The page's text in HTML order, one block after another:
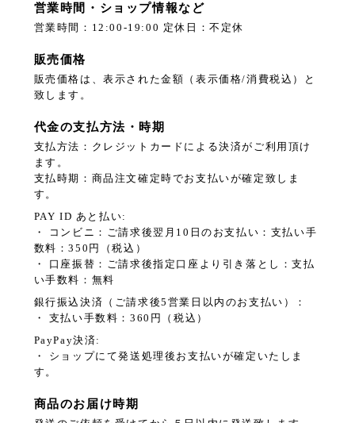
営業時間・ショップ情報など
営業時間：12:00-19:00 定休日：不定休
販売価格
販売価格は、表示された金額（表示価格/消費税込）と
致します。
代金の支払方法・時期
支払方法：クレジットカードによる決済がご利用頂け
ます。
支払時期：商品注文確定時でお支払いが確定致しま
す。
PAY ID あと払い:
・ コンビニ：ご請求後翌月10日のお支払い：支払い手
数料：350円（税込）
・ 口座振替：ご請求後指定口座より引き落とし：支払
い手数料：無料
銀行振込決済（ご請求後5営業日以内のお支払い）：
・ 支払い手数料：360円（税込）
PayPay決済:
・ ショップにて発送処理後お支払いが確定いたしま
す。
商品のお届け時期